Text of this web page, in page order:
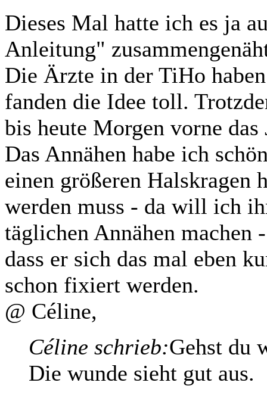
Dieses Mal hatte ich es ja
Anleitung"
Die Ärzte in der TiHo
fanden die Idee toll.
bis heute Morgen vorne
Das Annähen habe ich
einen größeren Halskragen
werden muss - da will ich
täglichen Annähen machen
dass er sich das mal eben
schon fixiert werden.
@ Céline,
Céline schrieb:Gehst du
Die wunde sieht gut aus.